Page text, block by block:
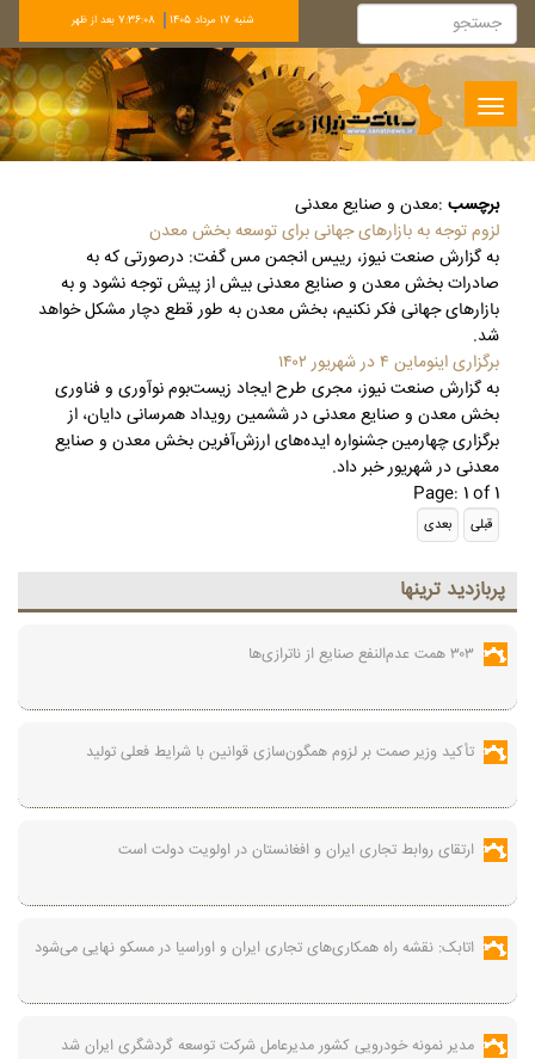
شنبه 17 مرداد 1405 7:36:08 بعد از ظهر
Toggle
navigation
برچسب :معدن و صنایع معدنی
لزوم توجه به بازارهای جهانی برای توسعه بخش معدن
به گزارش صنعت نیوز، رییس انجمن مس گفت: درصورتی که به
صادرات بخش معدن و صنایع معدنی بیش از پیش توجه نشود و به
بازارهای جهانی فکر نکنیم، بخش معدن به طور قطع دچار مشکل خواهد
شد.
برگزاری اینوماین ۴ در شهریور ۱۴۰۲
به گزارش صنعت نیوز، مجری طرح ایجاد زیست‌بوم نوآوری و فناوری
بخش معدن و صنایع معدنی در ششمین رویداد همرسانی دایان، از
برگزاری چهارمین جشنواره ایده‌های ارزش‌آفرین بخش معدن و صنایع
معدنی در شهریور خبر داد.
Page: 1 of 1
پربازديد ترينها
۳۰۳ همت عدم‌النفع صنایع از ناترازی‌ها
تأکید وزیر صمت بر لزوم همگون‌سازی قوانین با شرایط فعلی تولید
ارتقای روابط تجاری ایران و افغانستان در اولویت دولت است
اتابک: نقشه راه همکاری‌های تجاری ایران و اوراسیا در مسکو نهایی می‌شود
مدیر نمونه خودرویی کشور مدیرعامل شرکت توسعه گردشگری ایران شد